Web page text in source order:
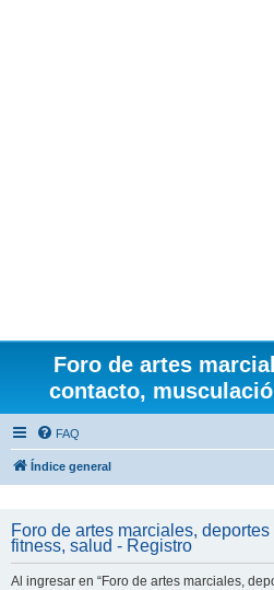
Foro de artes
contacto,
FAQ
Índice general
Foro de artes marciales,
fitness, salud - Registro
Al ingresar en “Foro de artes marciales,